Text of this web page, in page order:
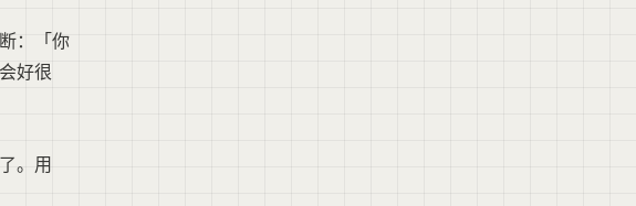
：「你
好很
。用